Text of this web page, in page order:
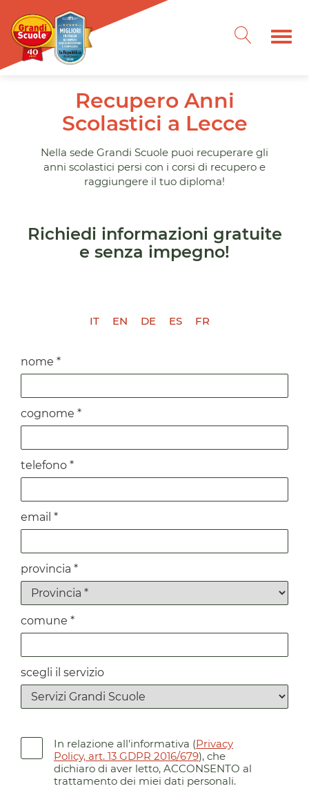
Recupero Anni
Scolastici a Lecce
Nella sede Grandi Scuole puoi recuperare gli
anni scolastici persi con i corsi di recupero e
raggiungere il tuo diploma!
Richiedi informazioni gratuite
e senza impegno!
IT EN DE ES FR
nome *
cognome *
telefono *
email *
provincia *
comune *
scegli il servizio
In relazione all'informativa (Privacy
Policy, art. 13 GDPR 2016/679), che
dichiaro di aver letto, ACCONSENTO al
trattamento dei miei dati personali.